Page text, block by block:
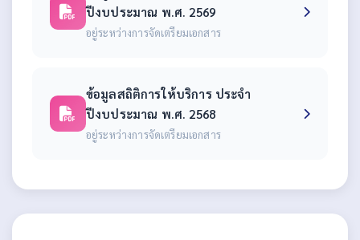
ปีงบประมาณ พ.ศ. 2569
อยู่ระหว่างการจัดเตรียมเอกสาร
ข้อมูลสถิติการให้บริการ ประจำ
ปีงบประมาณ พ.ศ. 2568
อยู่ระหว่างการจัดเตรียมเอกสาร